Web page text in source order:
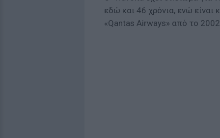
εδώ και 46 χρόνια, ενώ είναι
«Qantas Airways» από το